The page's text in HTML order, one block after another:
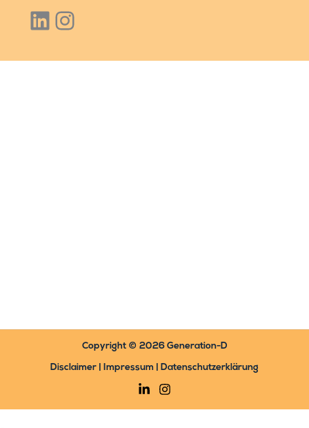
LinkedIn
Instagram
Copyright © 2026 Generation-D
Disclaimer | Impressum | Datenschutzerklärung